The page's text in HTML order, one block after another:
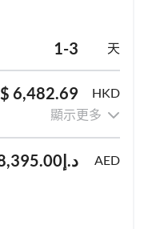
1-3 天
$ 6,482.69
HKD
顯示更多
د.إ418,395.00 AED